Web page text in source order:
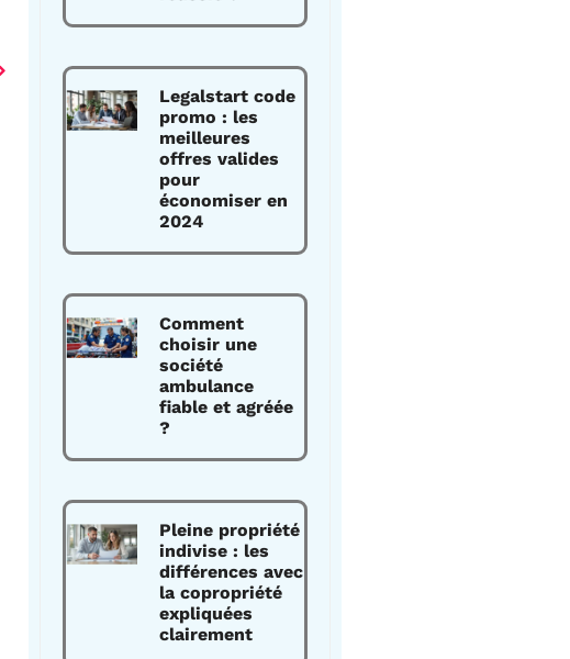
Legalstart code
promo : les
meilleures
offres valides
pour
économiser en
2024
Comment
choisir une
société
ambulance
fiable et agréée
?
Pleine propriété
indivise : les
différences avec
la copropriété
expliquées
clairement